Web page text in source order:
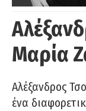
Μαρία
Αλέξανδρος
ένα